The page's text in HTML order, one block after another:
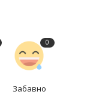
0
Забавно